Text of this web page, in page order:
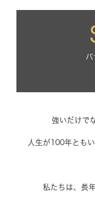
コンセプ
テパ
強いだけで
人生が100年とも
私たちは、長